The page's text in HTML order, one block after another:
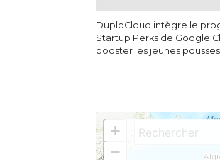
DuploCloud intègre le
Startup Perks de Google
booster les jeunes pousses